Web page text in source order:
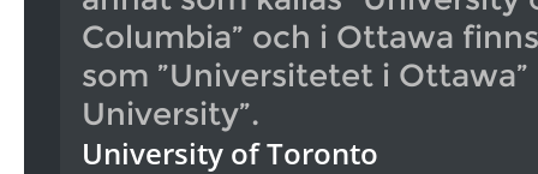
Columbia” och i Ottawa
som ”Universitetet i
University”.
University of Toronto